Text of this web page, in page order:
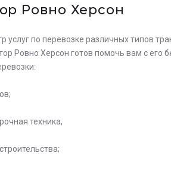
Ровно Херсон
по перевозке различных типов
Ровно Херсон готов помочь вам с
техника,
просчет